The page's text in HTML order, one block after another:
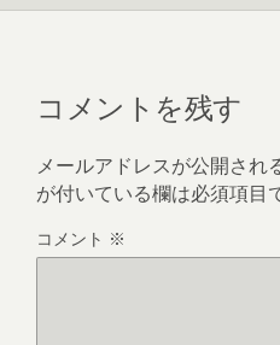
コメントを残す
メールアドレスが公開され
が付いている欄は必須項目
コメント ※